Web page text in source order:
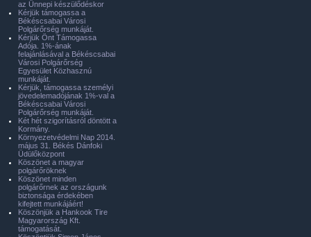
az Ünnepi készülődéskor
Kérjük támogassa a
Békéscsabai Városi
Polgárőrség munkáját.
Kérjük Önt Támogassa
Adója. 1%-ának
felajánlásával a Békéscsabai
Városi Polgárőrség
Egyesület Közhasznú
munkáját.
Kérjük, támogassa személyi
jövedelemadójának 1%-val a
Békéscsabai Városi
Polgárőrség munkáját.
Két hét szigorításról döntött a
Kormány.
Környezetvédelmi Nap 2014.
május 31. Békés Dánfoki
Üdülőközpont
Köszönet a magyar
polgárőröknek
Köszönet minden
polgárőrnek az országunk
biztonsága érdekében
kifejtett munkájáért!
Köszönjük a Hankook Tire
Magyarország Kft.
támogatását.